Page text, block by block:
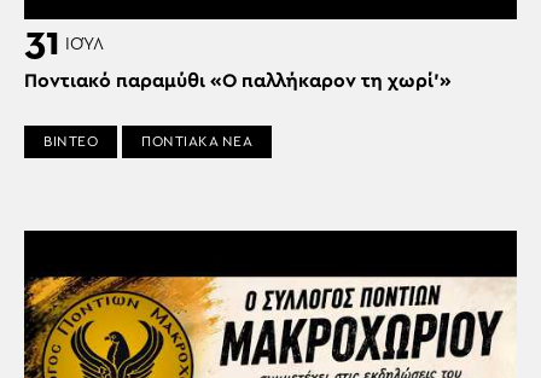
31 ΙΟΎΛ
Ποντιακό παραμύθι «Ο παλλήκαρον τη χωρί’»
ΒΙΝΤΕΟ ΠΟΝΤΙΑΚΑ ΝΕΑ